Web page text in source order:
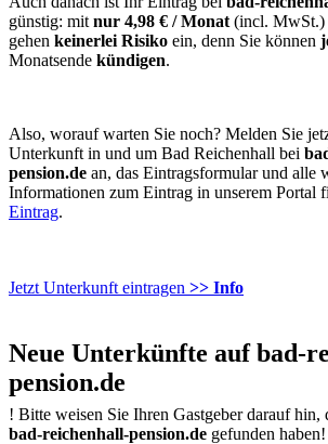
günstig: mit nur 4,98 € / Monat (incl. MwSt.)
gehen keinerlei Risiko ein, denn Sie können
Monatsende kündigen.
Also, worauf warten Sie noch? Melden Sie
Unterkunft in und um Bad Reichenhall bei
pension.de an, das Eintragsformular und alle
Informationen zum Eintrag in unserem Portal
Eintrag.
Jetzt Unterkunft eintragen >> Info
Neue Unterkünfte auf bad-
pension.de
! Bitte weisen Sie Ihren Gastgeber darauf hin,
bad-reichenhall-pension.de gefunden haben!